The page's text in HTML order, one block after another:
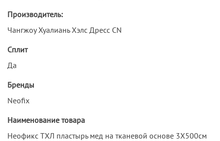
Производитель:
Чангжоу Хуалиань Хэлс Дресс CN
Сплит
Да
Бренды
Neofix
Наименование товара
Неофикс ТХЛ пластырь мед на тканевой основе 3Х500см